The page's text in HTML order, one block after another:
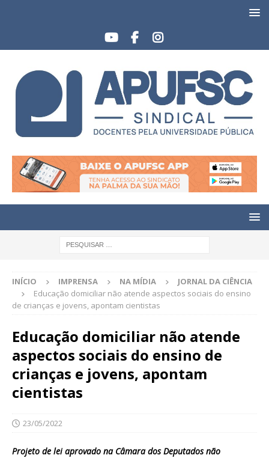
INÍCIO IMPRENSA NA MÍDIA
JORNAL DA CIÊNCIA
Educação domiciliar não atende aspectos sociais do ensino
de crianças e jovens, apontam cientistas
Educação domiciliar não atende
aspectos sociais do ensino de
crianças e jovens, apontam
cientistas
23/05/2022
Projeto de lei aprovado na Câmara dos Deputados não